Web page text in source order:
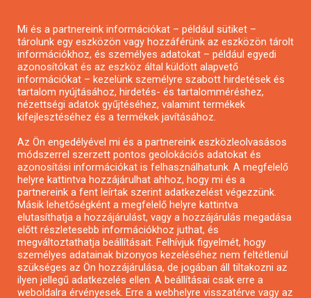
Pályázatírás civil szervezeteknek
Pályázatírás önkormányzatoknak
Pályázatfigyelés
Specifikus pályázatfigyelés vagy hírlevél
Pályázatok magánszemélyeknek
Pályázatok civil szervezeteknek
Pályázatok vállalkozásoknak
Önkormányzati pályázatok
Mezőgazdasági pályázatok
Falusi turizmus pályázatok
Napelem pályázatok
Mi és a partnereink információkat – például sütiket –
tárolunk egy eszközön vagy hozzáférünk az eszközön tárolt
információkhoz, és személyes adatokat – például egyedi
azonosítókat és az eszköz által küldött alapvető
információkat – kezelünk személyre szabott hirdetések és
tartalom nyújtásához, hirdetés- és tartalomméréshez,
nézettségi adatok gyűjtéséhez, valamint termékek
kifejlesztéséhez és a termékek javításához.
Az Ön engedélyével mi és a partnereink eszközleolvasásos
módszerrel szerzett pontos geolokációs adatokat és
azonosítási információkat is felhasználhatunk. A megfelelő
helyre kattintva hozzájárulhat ahhoz, hogy mi és a
partnereink a fent leírtak szerint adatkezelést végezzünk.
Másik lehetőségként a megfelelő helyre kattintva
elutasíthatja a hozzájárulást, vagy a hozzájárulás megadása
előtt részletesebb információkhoz juthat, és
megváltoztathatja beállításait. Felhívjuk figyelmét, hogy
személyes adatainak bizonyos kezeléséhez nem feltétlenül
szükséges az Ön hozzájárulása, de jogában áll tiltakozni az
ilyen jellegű adatkezelés ellen. A beállításai csak erre a
weboldalra érvényesek. Erre a webhelyre visszatérve vagy az